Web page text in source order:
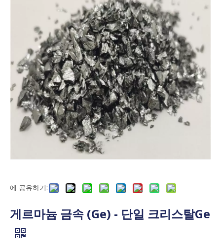
에 공유하기:
게르마늄 금속 (Ge) - 단일 크리스탈Ge